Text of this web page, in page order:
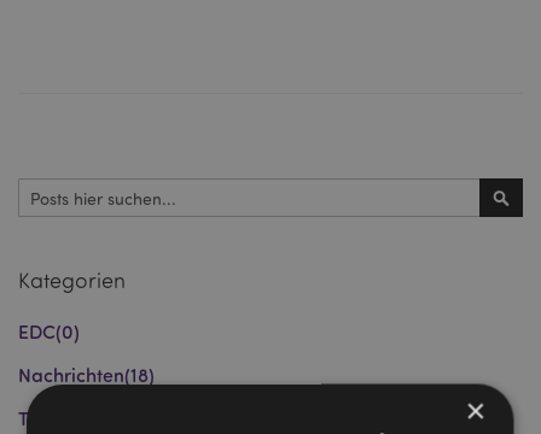
Suchen
Kategorien
EDC(0)
Nachrichten(18)
Tipps und Empfehlungen
×